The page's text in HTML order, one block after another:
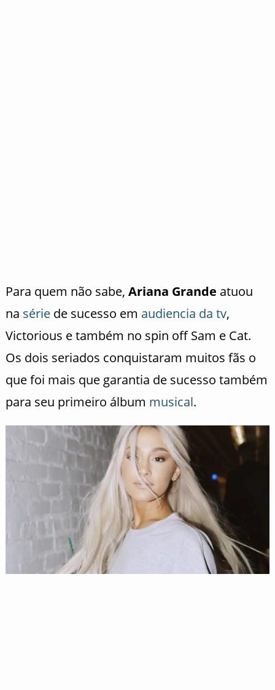
Para quem não sabe, Ariana Grande atuou
na sériede sucesso em audiencia da tv,
Victorious e também no spin off Sam e Cat.
Os dois seriados conquistaram muitos fãs o
que foi mais que garantia de sucesso também
para seu primeiro álbum musical.